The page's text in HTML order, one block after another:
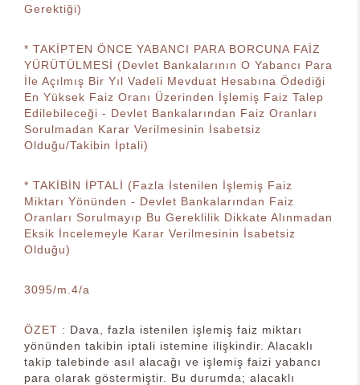
Gerektiği)
* TAKİPTEN ÖNCE YABANCI PARA BORCUNA FAİZ
YÜRÜTÜLMESİ (Devlet Bankalarının O Yabancı Para
İle Açılmış Bir Yıl Vadeli Mevduat Hesabına Ödediği
En Yüksek Faiz Oranı Üzerinden İşlemiş Faiz Talep
Edilebileceği - Devlet Bankalarından Faiz Oranları
Sorulmadan Karar Verilmesinin İsabetsiz
Olduğu/Takibin İptali)
* TAKİBİN İPTALİ (Fazla İstenilen İşlemiş Faiz
Miktarı Yönünden - Devlet Bankalarından Faiz
Oranları Sorulmayıp Bu Gereklilik Dikkate Alınmadan
Eksik İncelemeyle Karar Verilmesinin İsabetsiz
Olduğu)
3095/m.4/a
ÖZET : Dava, fazla istenilen işlemiş faiz miktarı
yönünden takibin iptali istemine ilişkindir. Alacaklı
takip talebinde asıl alacağı ve işlemiş faizi yabancı
para olarak göstermiştir. Bu durumda; alacaklı